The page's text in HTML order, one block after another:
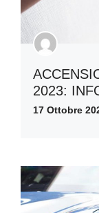
2023:
17 Ottobre